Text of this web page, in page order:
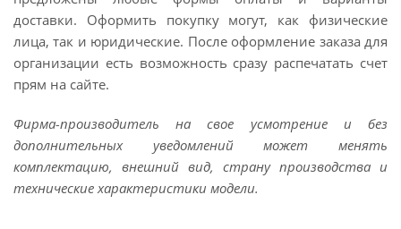
доставки. Оформить покупку могут, как физические
лица, так и юридические. После оформление заказа для
организации есть возможность сразу распечатать счет
прям на сайте.
Фирма-производитель на свое усмотрение и без
дополнительных уведомлений может менять
комплектацию, внешний вид, страну производства и
технические характеристики модели.